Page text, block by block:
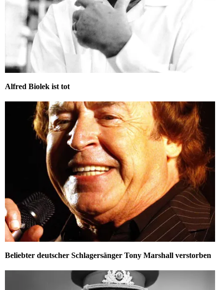
Alfred Biolek ist tot
Beliebter deutscher Schlagersänger Tony Marshall verstorben